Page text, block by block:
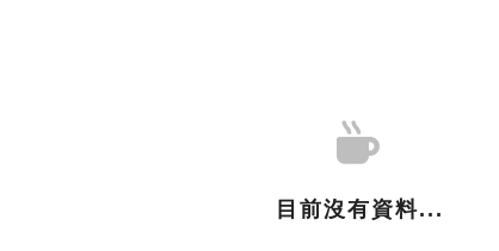
目前沒有資料...